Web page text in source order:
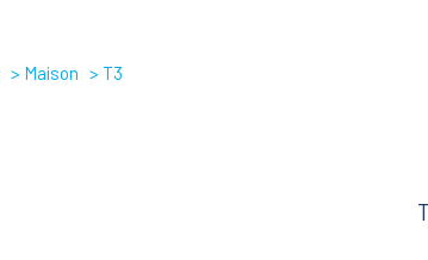
Maison T3